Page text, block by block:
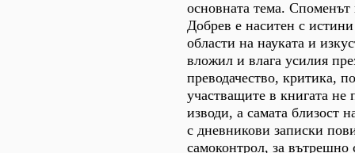
основната тема.
Добрев е наситен с
области на науката и
вложил и влага усилия
преводачество, критика,
участващите в книгата не
изводи, а самата близост
с дневникови записки
самоконтрол, за вътрешно